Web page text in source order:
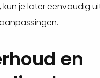
je later eenvoudig
en